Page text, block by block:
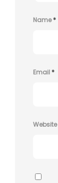
Name*
Email*
Website